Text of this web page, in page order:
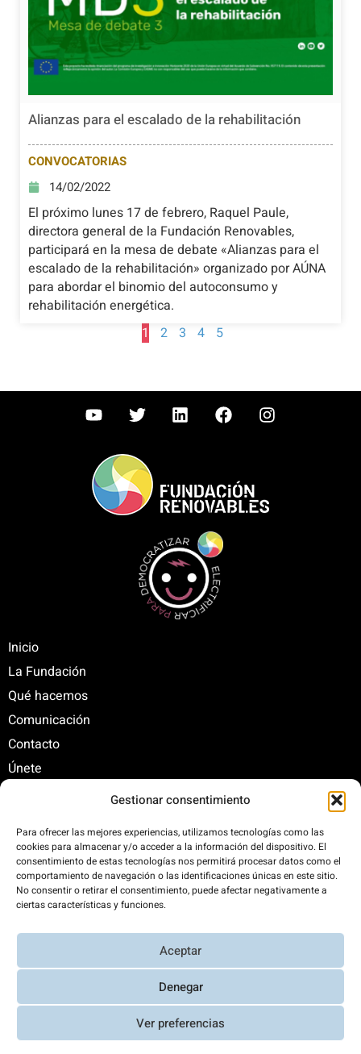
Gestionar consentimiento
Para ofrecer las mejores experiencias, utilizamos tecnologías como las
cookies para almacenar y/o acceder a la información del dispositivo. El
consentimiento de estas tecnologías nos permitirá procesar datos como el
comportamiento de navegación o las identificaciones únicas en este sitio.
No consentir o retirar el consentimiento, puede afectar negativamente a
ciertas características y funciones.
Aceptar
Denegar
Ver preferencias
Alianzas para el escalado de la rehabilitación
CONVOCATORIAS
14/02/2022
El próximo lunes 17 de febrero, Raquel Paule,
directora general de la Fundación Renovables,
participará en la mesa de debate «Alianzas para el
escalado de la rehabilitación» organizado por AÚNA
para abordar el binomio del autoconsumo y
rehabilitación energética.
1
2 3 4 5
Inicio
La Fundación
Qué hacemos
Comunicación
Contacto
Únete
C/ Santa Engracia, 108. 5º Interior. Izda. 28003
+34 625 47 42 11
fundacion@fundacionrenovables.org
comunicacion@fundacionrenovables.org
Compensamos la huella de carbono en un
300%. Web 100% impulsada por energías
renovables.